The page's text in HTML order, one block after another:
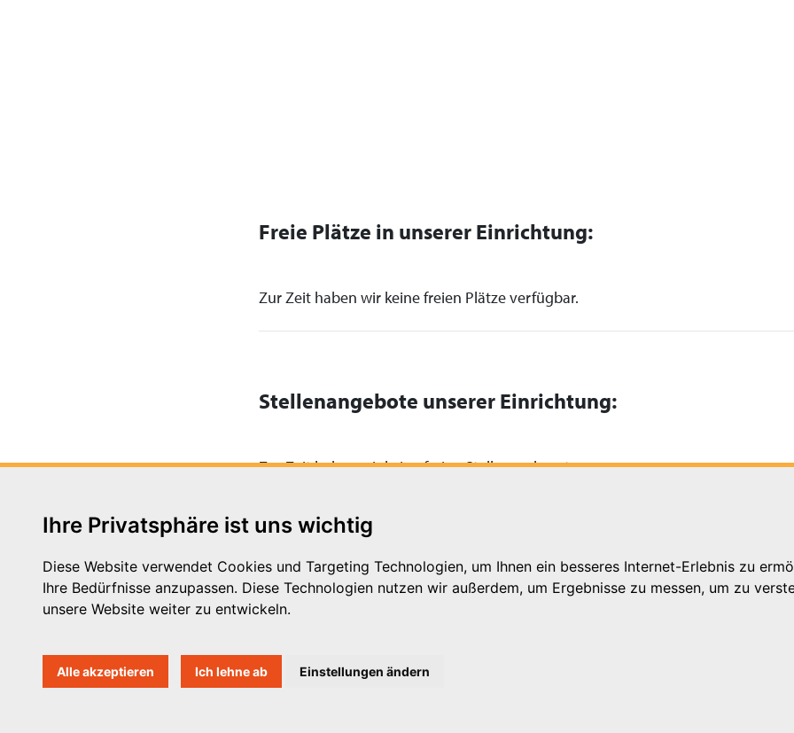
Ihre Privatsphäre ist uns wichtig
Diese Website verwendet Cookies und Targeting Technologien, um Ihnen ein besseres Internet-Erlebnis zu
Ihre Bedürfnisse anzupassen. Diese Technologien nutzen wir außerdem, um Ergebnisse zu messen, um zu
unsere Website weiter zu entwickeln.
Alle akzeptieren Ich lehne ab Einstellungen ändern
Freie Plätze in unserer Einrichtung:
Zur Zeit haben wir keine freien Plätze verfügbar.
Stellenangebote unserer Einrichtung:
Zur Zeit haben wir keine freien Stellen zu besetzen.
Michaelkirchstr. 17/18
10179 Berlin
E-Mail: info@vpk.de
Mehr Informationen: www.vpk.de